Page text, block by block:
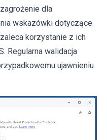
dla
wskazówki dotyczące
korzystanie z ich
Regularna walidacja
ujawnieniu